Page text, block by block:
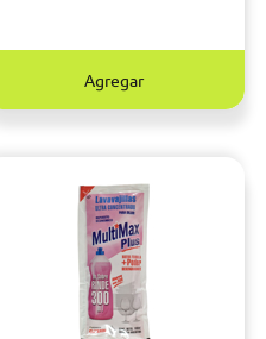
Agregar